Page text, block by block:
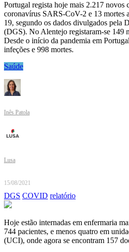
Portugal regista hoje mais 2.217 novos
coronavírus SARS-CoV-2 e 13 mortes
19, segundo os dados divulgados pela
(DGS). No Alentejo registaram-se 149
Desde o início da pandemia em
infeções e 998 mortes.
Saúde
Inês Patola
Lusa
15/08/2021
DGS COVID relatório
Hoje estão internadas em enfermaria
744 pacientes, e menos quatro em
(UCI), onde agora se encontram 157